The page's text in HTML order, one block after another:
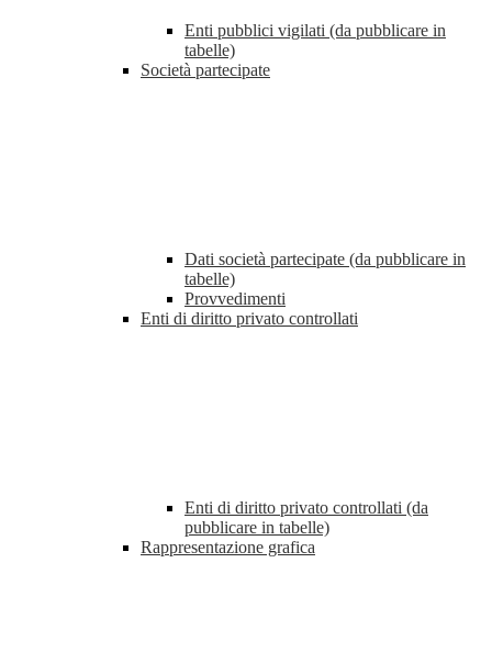
Enti pubblici vigilati (da pubblicare in
tabelle)
Società partecipate
Dati società partecipate (da pubblicare in
tabelle)
Provvedimenti
Enti di diritto privato controllati
Enti di diritto privato controllati (da
pubblicare in tabelle)
Rappresentazione grafica